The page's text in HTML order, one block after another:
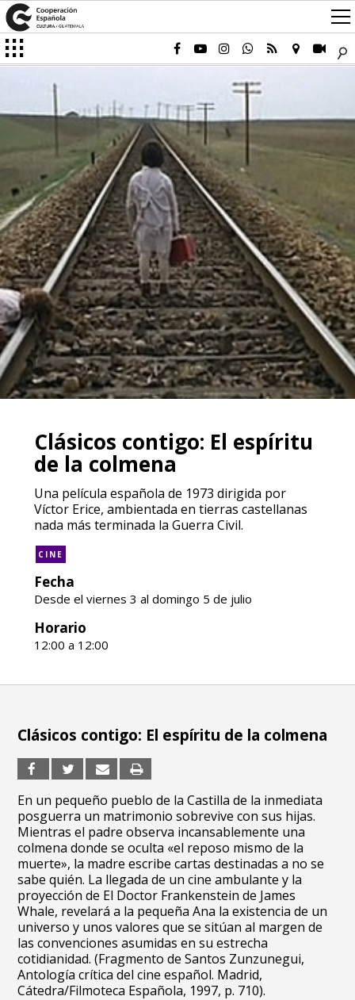
Clásicos contigo: El espíritu
de la colmena
Una película española de 1973 dirigida por
Víctor Erice, ambientada en tierras castellanas
nada más terminada la Guerra Civil.
CINE
Fecha
Desde el viernes 3 al domingo 5 de julio
Horario
12:00 a 12:00
Clásicos contigo: El espíritu de la colmena
En un pequeño pueblo de la Castilla de la inmediata
posguerra un matrimonio sobrevive con sus hijas.
Mientras el padre observa incansablemente una
colmena donde se oculta «el reposo mismo de la
muerte», la madre escribe cartas destinadas a no se
sabe quién. La llegada de un cine ambulante y la
proyección de El Doctor Frankenstein de James
Whale, revelará a la pequeña Ana la existencia de un
universo y unos valores que se sitúan al margen de
las convenciones asumidas en su estrecha
cotidianidad. (Fragmento de Santos Zunzunegui,
Antología crítica del cine español. Madrid,
Cátedra/Filmoteca Española, 1997, p. 710).